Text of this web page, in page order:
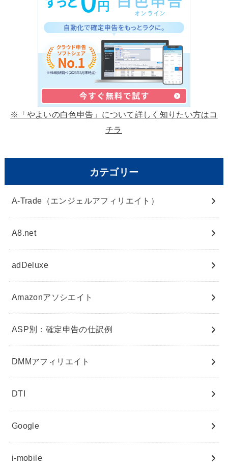
※「やよいの白色申告」について詳しく知りたい方はコ
チラ
カテゴリー
A-Trade（エンジェルアフィリエイト）
A8.net
adDeluxe
Amazonアソシエイト
ASP別：確定申告の仕訳例
DMMアフィリエイト
DTI
Google
i-mobile